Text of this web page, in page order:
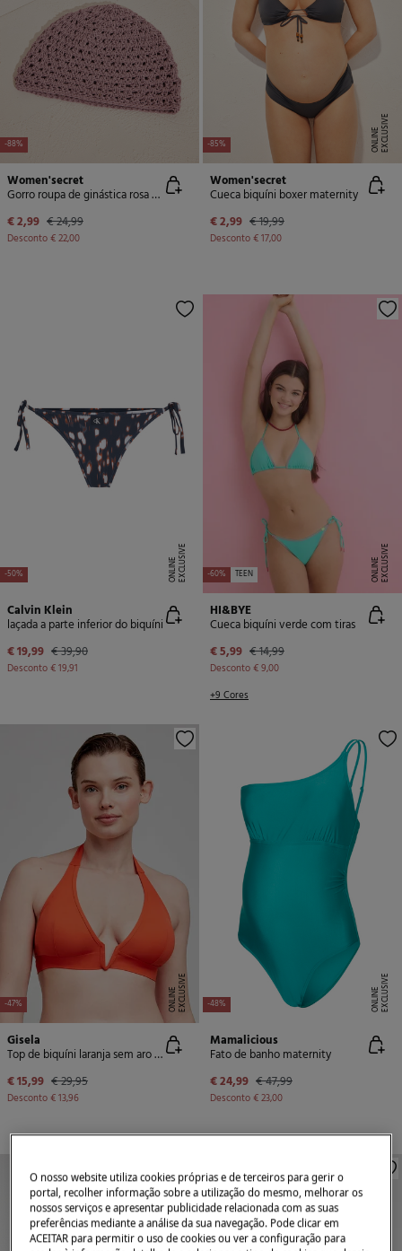
-88%
Women'secret
Gorro roupa de ginástica rosa brilho
€ 2,99 € 24,99
Desconto€ 22,00
-85% E
X
C
L
U
SI
V
E
O
N
LI
N
E
Women'secret
Cueca biquíni boxer maternity
€ 2,99 € 19,99
Desconto€ 17,00
-50% E
X
C
L
U
SI
V
E
O
N
LI
N
E
Calvin Klein
laçada a parte inferior do biquíni
€ 19,99 € 39,90
Desconto€ 19,91
-60% TEEN E
X
C
L
U
SI
V
E
O
N
LI
N
E
HI&BYE
Cueca biquíni verde com tiras
€ 5,99 € 14,99
Desconto€ 9,00
+9 Cores
-47% E
X
C
L
U
SI
V
E
O
N
LI
N
E
Gisela
Top de biquíni laranja sem aro e enchimento removível
€ 15,99 € 29,95
Desconto€ 13,96
-48% E
X
C
L
U
SI
V
E
O
N
LI
N
E
Mamalicious
Fato de banho maternity
€ 24,99 € 47,99
Desconto€ 23,00
O nosso website utiliza cookies próprias e de terceiros para gerir o
portal, recolher informação sobre a utilização do mesmo, melhorar os
nossos serviços e apresentar publicidade relacionada com as suas
preferências mediante a análise da sua navegação. Pode clicar em
ACEITAR para permitir o uso de cookies ou ver a configuração para